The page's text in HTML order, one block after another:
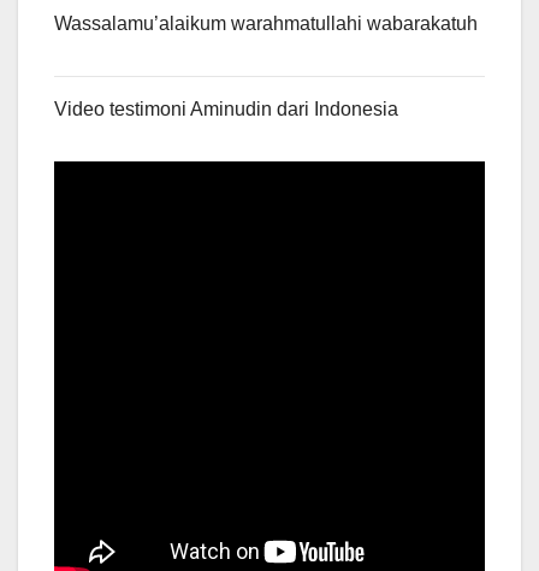
Wassalamu’alaikum warahmatullahi wabarakatuh
Video testimoni Aminudin dari Indonesia